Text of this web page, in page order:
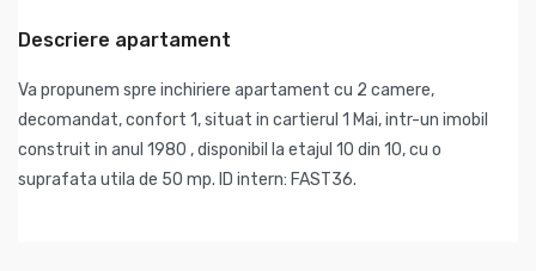
Descriere apartament
Va propunem spre inchiriere apartament cu 2 camere,
decomandat, confort 1, situat in cartierul 1 Mai, intr-un imobil
construit in anul 1980 , disponibil la etajul 10 din 10, cu o
suprafata utila de 50 mp. ID intern: FAST36.